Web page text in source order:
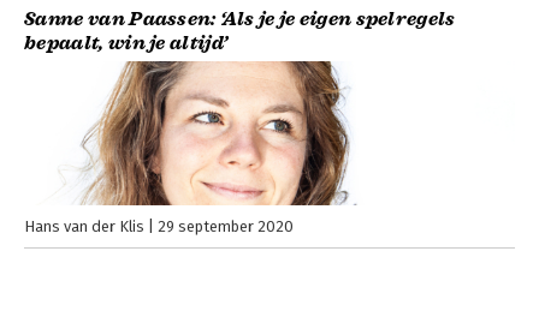
Sanne van Paassen: ‘Als je je eigen spelregels
bepaalt, win je altijd’
Hans van der Klis 29 september 2020